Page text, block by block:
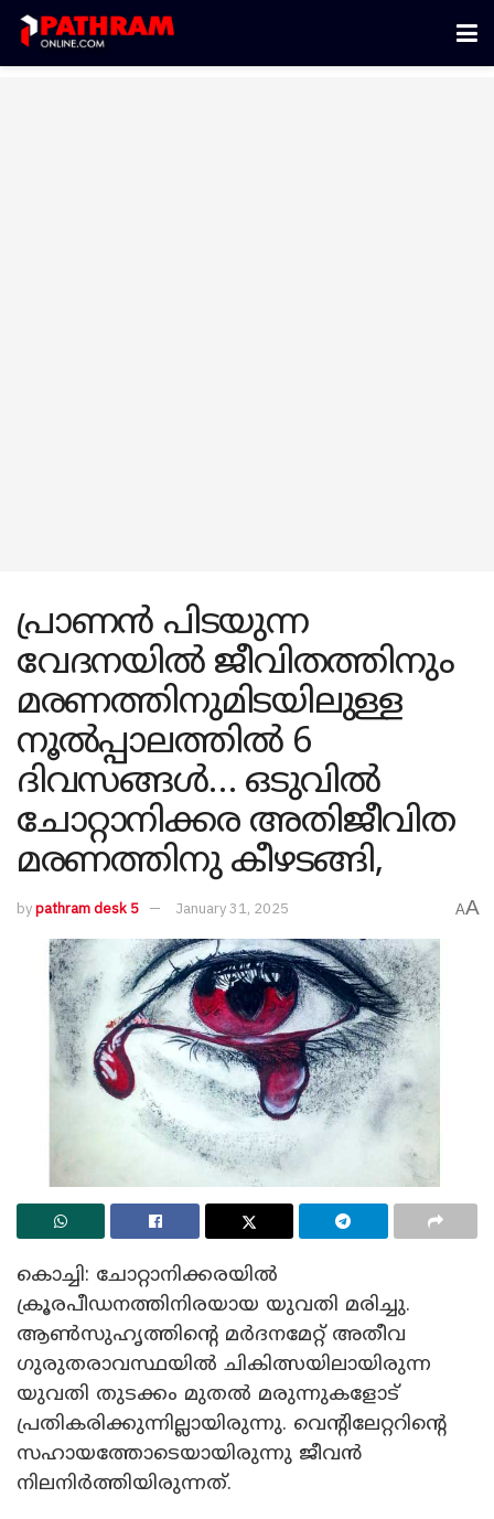
പ്രാണന്‍ പിടയുന്ന
വേദനയില്‍ ജീവിതത്തിനും
മരണത്തിനുമിടയിലുള്ള
നൂല്‍പ്പാലത്തില്‍ 6
ദിവസങ്ങള്‍… ഒടുവില്‍
ചോറ്റാനിക്കര അതിജീവിത
മരണത്തിനു കീഴടങ്ങി,
bypathram desk 5 January 31, 2025 AA
കൊച്ചി: ചോറ്റാനിക്കരയില്‍
ക്രൂരപീഡനത്തിനിരയായ യുവതി മരിച്ചു.
ആണ്‍സുഹൃത്തിന്റെ മര്‍ദനമേറ്റ് അതീവ
ഗുരുതരാവസ്ഥയില്‍ ചികിത്സയിലായിരുന്ന
യുവതി തുടക്കം മുതല്‍ മരുന്നുകളോട്
പ്രതികരിക്കുന്നില്ലായിരുന്നു. വെന്റിലേറ്ററിന്റെ
സഹായത്തോടെയായിരുന്നു ജീവന്‍
നിലനിര്‍ത്തിയിരുന്നത്.